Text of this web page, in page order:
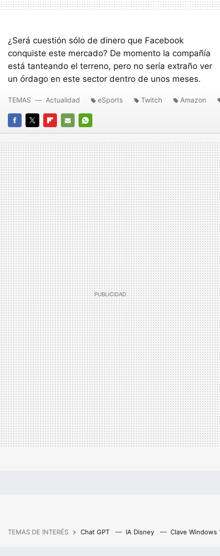
¿Será cuestión sólo de dinero que Facebook
conquiste este mercado? De momento la compañía
está tanteando el terreno, pero no sería extraño ver
un órdago en este sector dentro de unos meses.
FACEBOOK
TWITTERFLIPBOARD
E-
MAIL
WHATSAPP
TEMAS Actualidad eSports Twitch Amazon
TEMAS DE INTERÉS Chat GPT IA Disney Clave Windows